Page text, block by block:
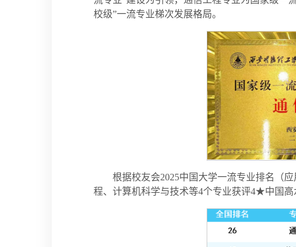
校级”一流专业梯次发展格局。
根据校友会2025中国大学一流专业排名（
程、计算机科学与技术等4个专业获评4★中国高